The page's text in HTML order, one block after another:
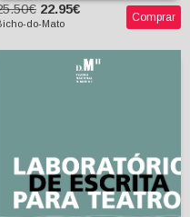
22.95€
do-Mato Comprar
Rui Pina Coelho
(coord.)